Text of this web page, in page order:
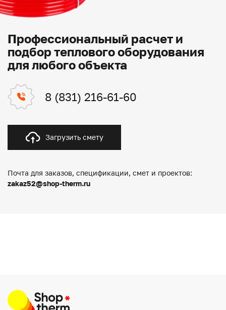
Профессиональный расчет и
подбор теплового оборудования
для любого объекта
8 (831) 216-61-60
Загрузить смету
Почта для заказов, спецификации, смет и проектов:
zakaz52@shop-therm.ru